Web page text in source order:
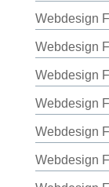
Webdesign
Webdesign
Webdesign
Webdesign
Webdesign
Webdesign